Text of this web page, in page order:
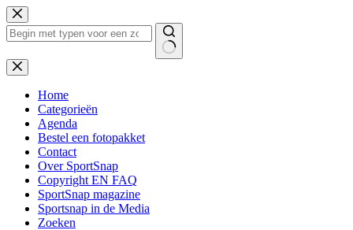
Ga
naar
de
Geen
resultaten
Home
Categorieën
Agenda
Bestel een fotopakket
Contact
Over SportSnap
Copyright EN FAQ
SportSnap magazine
Sportsnap in de Media
Zoeken